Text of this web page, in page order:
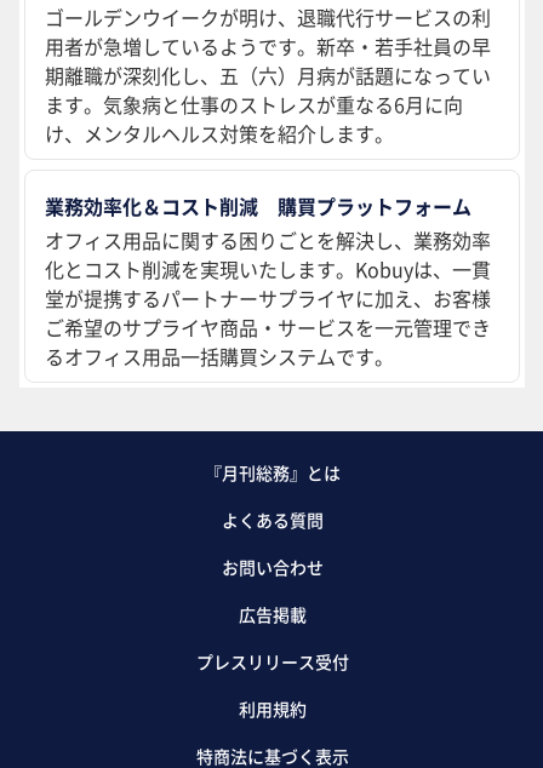
ゴールデンウイークが明け、退職代行サービスの利
用者が急増しているようです。新卒・若手社員の早
期離職が深刻化し、五（六）月病が話題になってい
ます。気象病と仕事のストレスが重なる6月に向
け、メンタルヘルス対策を紹介します。
業務効率化＆コスト削減 購買プラットフォーム
オフィス用品に関する困りごとを解決し、業務効率
化とコスト削減を実現いたします。Kobuyは、一貫
堂が提携するパートナーサプライヤに加え、お客様
ご希望のサプライヤ商品・サービスを一元管理でき
るオフィス用品一括購買システムです。
『月刊総務』とは
よくある質問
お問い合わせ
広告掲載
プレスリリース受付
利用規約
特商法に基づく表示